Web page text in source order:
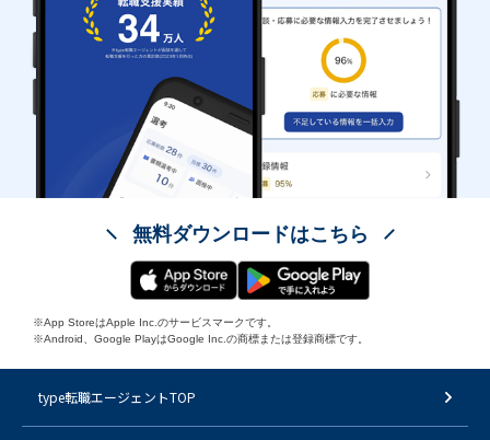
無料ダウンロードはこちら
※App StoreはApple Inc.のサービスマークです。
※Android、Google PlayはGoogle Inc.の商標または登録商標です。
type転職エージェントTOP